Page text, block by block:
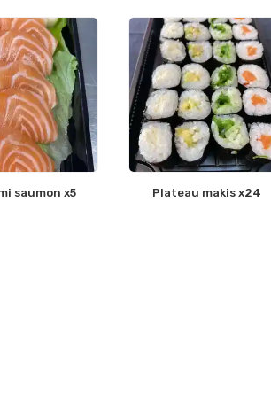
saumon x5 Plateau makis x24